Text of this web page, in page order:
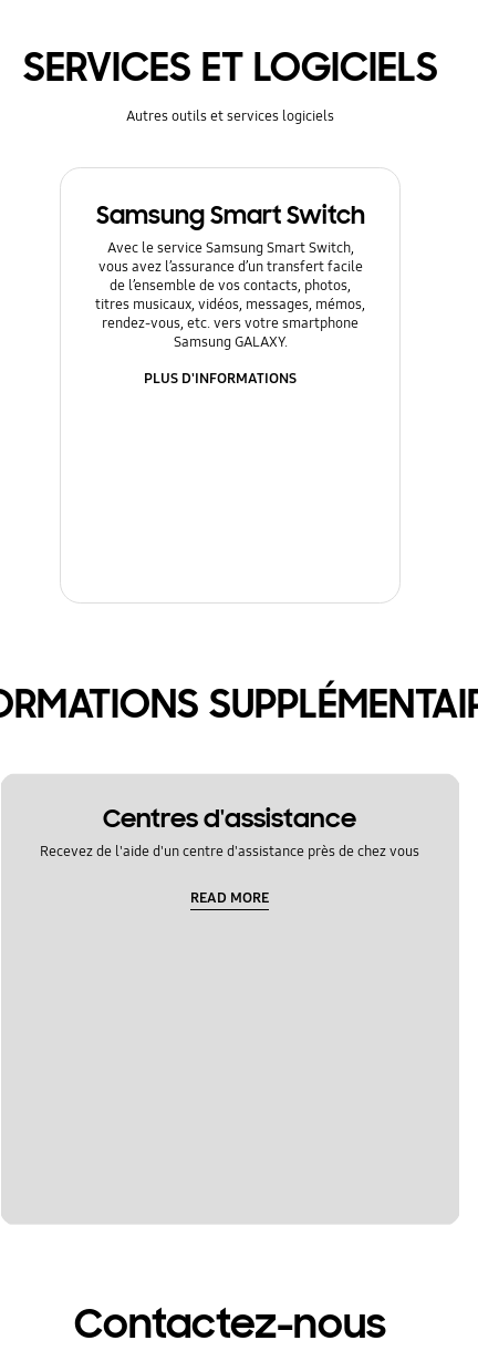
SERVICES ET LOGICIELS
Autres outils et services logiciels
Samsung Smart Switch
Avec le service Samsung Smart Switch,
vous avez l’assurance d’un transfert facile
de l’ensemble de vos contacts, photos,
titres musicaux, vidéos, messages, mémos,
rendez-vous, etc. vers votre smartphone
Samsung GALAXY.
PLUS D'INFORMATIONS
Centres d'assistance
Recevez de l'aide d'un centre d'assistance près de chez vous
READ MORE
Contactez-nous